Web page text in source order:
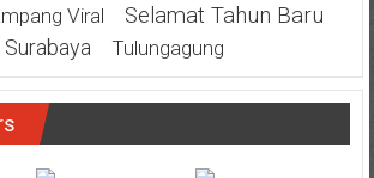
Viral
Selamat Tahun Baru
Surabaya Tulungagung